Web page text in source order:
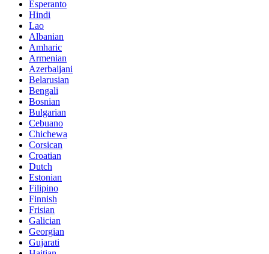
Esperanto
Hindi
Lao
Albanian
Amharic
Armenian
Azerbaijani
Belarusian
Bengali
Bosnian
Bulgarian
Cebuano
Chichewa
Corsican
Croatian
Dutch
Estonian
Filipino
Finnish
Frisian
Galician
Georgian
Gujarati